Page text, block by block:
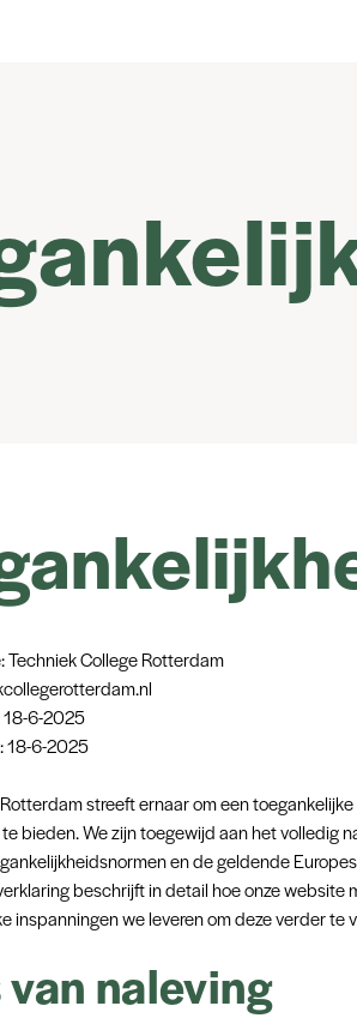
Techniek College Rotterdam
18-6-2025
18-6-2025
streeft ernaar om een
bieden. We zijn toegewijd aan het volledig
en de geldende
beschrijft in detail hoe onze website
inspanningen we leveren om deze verder te
naleving